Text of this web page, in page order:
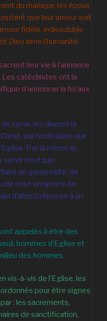
du mariage, les époux
que leur amour soit
fidèle, indissoluble
Dieu aime l’humanité.
leur vie à l’annonce
Les catéchistes ont la
d’annoncer la foi aux
servir, les diacres la
par l’ordination que
Par là même ils
servir n’est pas
de générosité, de
de mise en œuvre de
d’abord réponse à un
appelés à être des
hommes d’Eglise et
des hommes.
vis-à-vis de l’Eglise, les
pour être signes
: les sacrements,
de sanctification,